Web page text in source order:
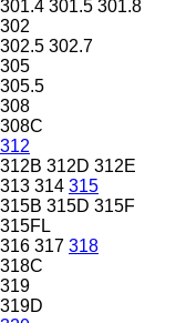
301.4 301.5 301.8
302
302.5 302.7
305
305.5
308
308C
312
312B 312D 312E
313 314 315
315B 315D 315F
315FL
316 317 318
318C
319
319D